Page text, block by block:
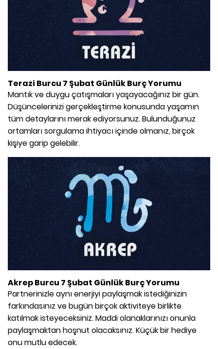
Terazi Burcu 7 Şubat Günlük Burç Yorumu
Mantık ve duygu çatışmaları yaşayacağınız bir gün.
Düşüncelerinizi gerçekleştirme konusunda yaşamın
tüm detaylarını merak ediyorsunuz. Bulunduğunuz
ortamları sorgulama ihtiyacı içinde olmanız, birçok
kişiye garip gelebilir.
Akrep Burcu 7 Şubat Günlük Burç Yorumu
Partnerinizle aynı enerjiyi paylaşmak istediğinizin
farkındasınız ve bugün birçok aktiviteye birlikte
katılmak isteyeceksiniz. Maddi olanaklarınızı onunla
paylaşmaktan hoşnut olacaksınız. Küçük bir hediye
onu mutlu edecek.